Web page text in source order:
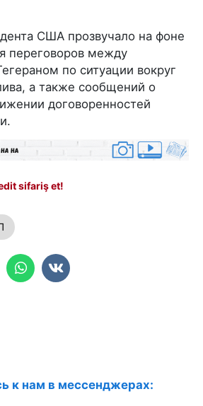
США прозвучало на фоне
переговоров между
по ситуации вокруг
а также сообщений о
договоренностей
sifariş et!
к нам в мессенджерах: